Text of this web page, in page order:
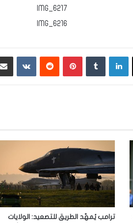
لينكدإن بينتيريست ‏VKontakte
ترامب يُمهّد الطريق للتصعيد: الولايات